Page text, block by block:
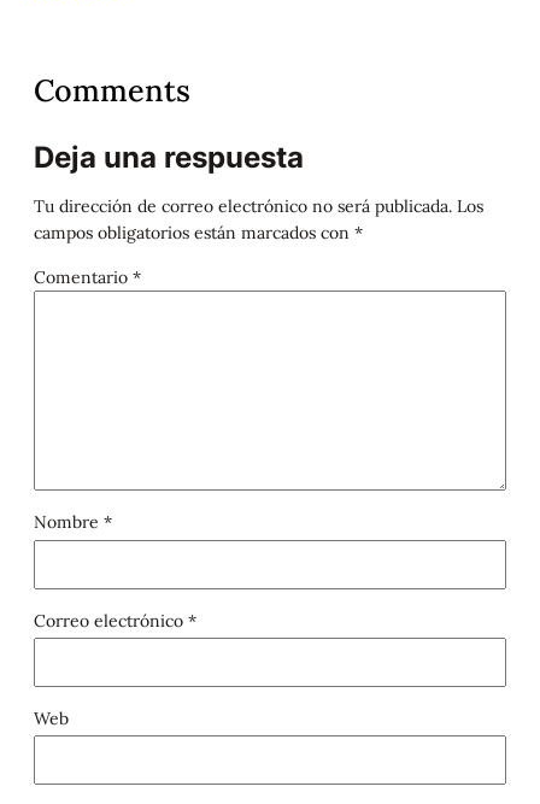
Comments
Deja una respuesta
Tu dirección de correo electrónico no será publicada. Los
campos obligatorios están marcados con *
Comentario *
Nombre *
Correo electrónico *
Web